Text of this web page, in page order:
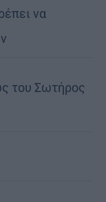
να
του Σωτήρος